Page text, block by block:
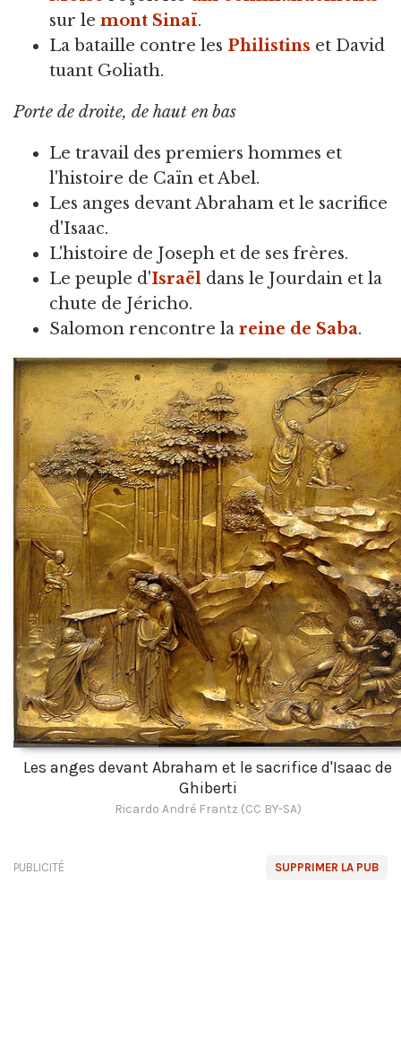
sur le mont Sinaï.
La bataille contre les Philistins et David
tuant Goliath.
Porte de droite, de haut en bas
Le travail des premiers hommes et
l'histoire de Caïn et Abel.
Les anges devant Abraham et le sacrifice
d'Isaac.
L'histoire de Joseph et de ses frères.
Le peuple d'Israël dans le Jourdain et la
chute de Jéricho.
Salomon rencontre la reine de Saba.
Les anges devant Abraham et le sacrifice d'Isaac de
Ghiberti
Ricardo André Frantz (CC BY-SA)
SUPPRIMER LA PUB
PUBLICITÉ